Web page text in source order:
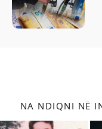
NA NDIQNI NË